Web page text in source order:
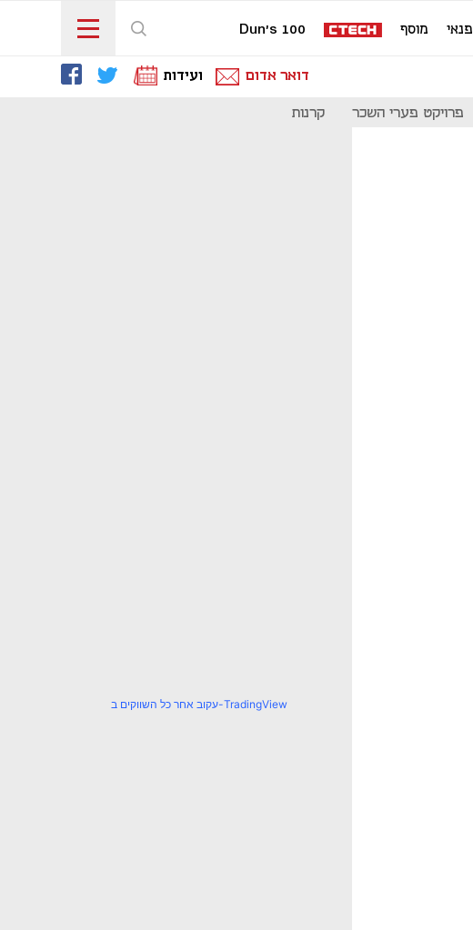
פנאי מוסף Dun's 100
דואר אדום ועידות
פרויקט פערי השכר קרנות
עקוב אחר כל השווקים ב-TradingView